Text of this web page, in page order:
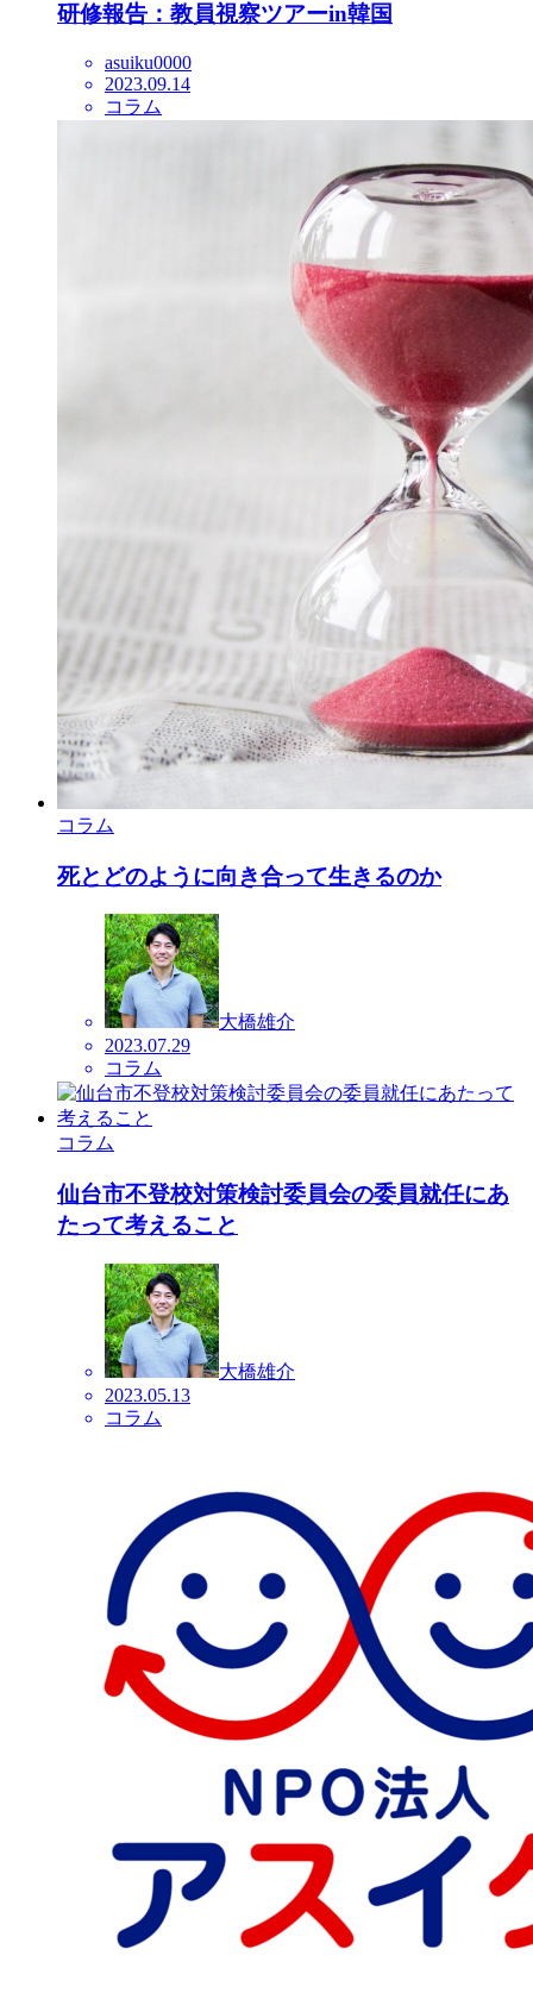
研修報告：教員視察ツアーin韓国
asuiku0000
2023.09.14
コラム
コラム
死とどのように向き合って生きるのか
大橋雄介
2023.07.29
コラム
コラム
仙台市不登校対策検討委員会の委員就任にあ
たって考えること
大橋雄介
2023.05.13
コラム